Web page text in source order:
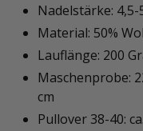
Nadelstärke: 4,5-
Material: 50%
Lauflänge: 200
Maschenprobe:
cm
Pullover 38-40: